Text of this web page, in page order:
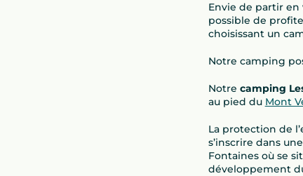
Envie de partir
possible de
choisissant un
Notre camping
Notre camping
au pied du Mont
La protection de
s’inscrire dans
Fontaines où se
développement